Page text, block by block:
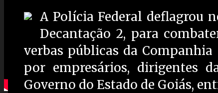
A Polícia Federal deflagrou
Decantação 2, para
verbas públicas da Companhia
por empresários, dirigentes
Governo do Estado de Goiás,